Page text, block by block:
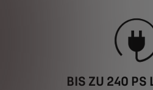
BIS ZU 240 PS